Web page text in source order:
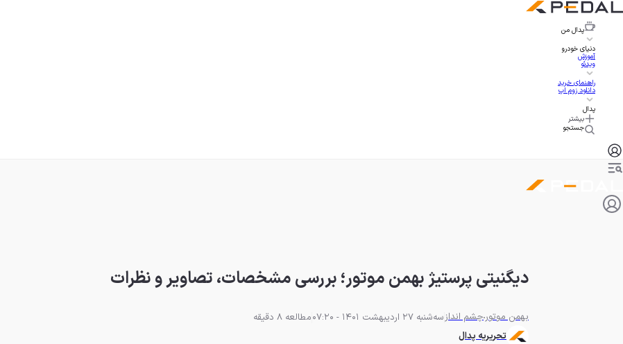
پدال من
دنیای خودرو
آموزش
ویدئو
راهنمای خرید
دانلود زوم اپ
پدال
بیشتر
جستجو
دیگنیتی پرستیژ بهمن موتور؛ بررسی مشخصات، تصاویر و نظرات
بهمن موتورچشم اندازسه‌شنبه 27 اردیبهشت 1401 - 07:20
مطالعه 8 دقیقه
تحریریه پدال